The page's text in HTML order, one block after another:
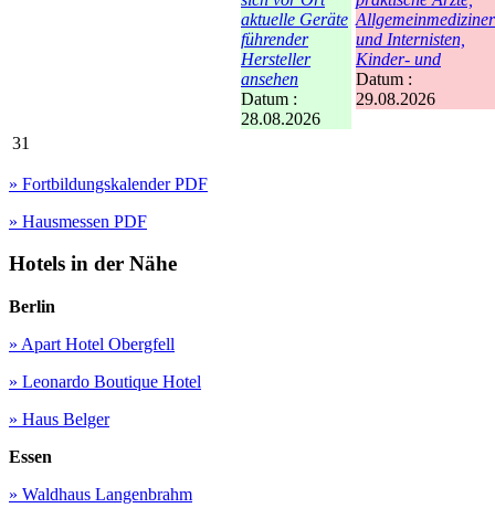
aktuelle Geräte
führender
Hersteller
ansehen
Datum :
28.08.2026
Allgemeinmediziner
und Internisten,
Kinder- und
Datum :
29.08.2026
31
» Fortbildungskalender PDF
» Hausmessen PDF
Hotels in der Nähe
Berlin
» Apart Hotel Obergfell
» Leonardo Boutique Hotel
» Haus Belger
Essen
» Waldhaus Langenbrahm